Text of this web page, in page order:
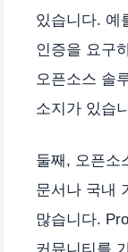
있습니다. 예
인증을 요구
오픈소스 솔
소지가 있습
둘째, 오픈소
문서나 국내
많습니다.